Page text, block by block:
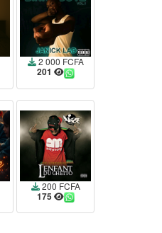
2 000 FCFA
201
200 FCFA
175